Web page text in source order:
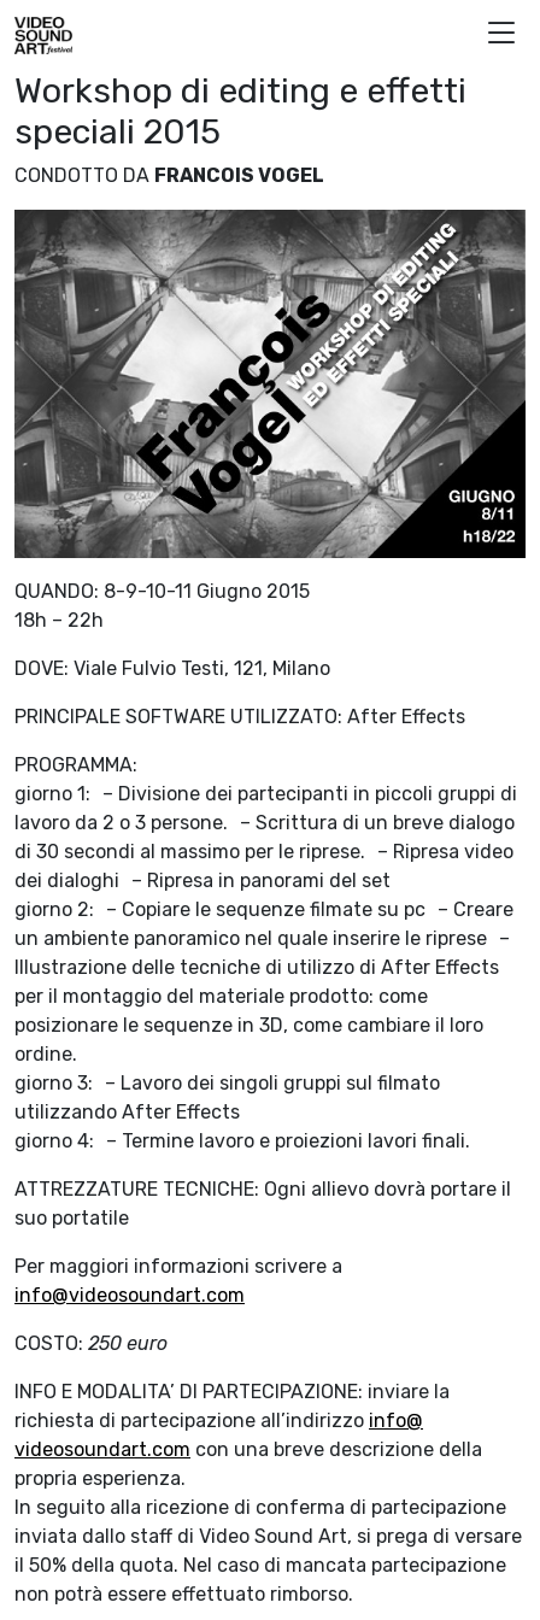
Vai al contenuto
Video Sound Art
Workshop di editing e effetti
speciali 2015
CONDOTTO DA FRANCOIS VOGEL
QUANDO: 8-9-10-11 Giugno 2015
18h – 22h
DOVE: Viale Fulvio Testi, 121, Milano
PRINCIPALE SOFTWARE UTILIZZATO: After Effects
PROGRAMMA:
giorno 1: – Divisione dei partecipanti in piccoli gruppi di
lavoro da 2 o 3 persone. – Scrittura di un breve dialogo
di 30 secondi al massimo per le riprese. – Ripresa video
dei dialoghi – Ripresa in panorami del set
giorno 2: – Copiare le sequenze filmate su pc – Creare
un ambiente panoramico nel quale inserire le riprese –
Illustrazione delle tecniche di utilizzo di After Effects
per il montaggio del materiale prodotto: come
posizionare le sequenze in 3D, come cambiare il loro
ordine.
giorno 3: – Lavoro dei singoli gruppi sul filmato
utilizzando After Effects
giorno 4: – Termine lavoro e proiezioni lavori finali.
ATTREZZATURE TECNICHE: Ogni allievo dovrà portare il
suo portatile
Per maggiori informazioni scrivere a
info@videosoundart.com
COSTO: 250 euro
INFO E MODALITA’ DI PARTECIPAZIONE: inviare la
richiesta di partecipazione all’indirizzo info@
videosoundart.com con una breve descrizione della
propria esperienza.
In seguito alla ricezione di conferma di partecipazione
inviata dallo staff di Video Sound Art, si prega di versare
il 50% della quota. Nel caso di mancata partecipazione
non potrà essere effettuato rimborso.